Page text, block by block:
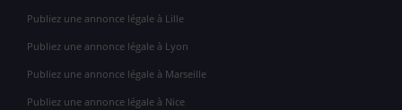
Publiez une annonce légale à Lille
Publiez une annonce légale à Lyon
Publiez une annonce légale à Marseille
Publiez une annonce légale à Nice